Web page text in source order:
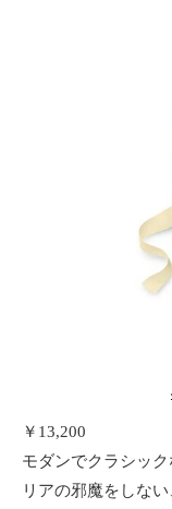
￥13,200
モダンでクラシッ
リアの邪魔をしな